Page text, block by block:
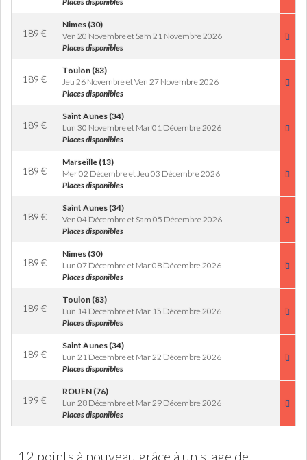
189 €
Nimes (30)
Ven 20 Novembre et Sam 21 Novembre 2026
Places disponibles
189 €
Toulon (83)
Jeu 26 Novembre et Ven 27 Novembre 2026
Places disponibles
189 €
Saint Aunes (34)
Lun 30 Novembre et Mar 01 Décembre 2026
Places disponibles
189 €
Marseille (13)
Mer 02 Décembre et Jeu 03 Décembre 2026
Places disponibles
189 €
Saint Aunes (34)
Ven 04 Décembre et Sam 05 Décembre 2026
Places disponibles
189 €
Nimes (30)
Lun 07 Décembre et Mar 08 Décembre 2026
Places disponibles
189 €
Toulon (83)
Lun 14 Décembre et Mar 15 Décembre 2026
Places disponibles
189 €
Saint Aunes (34)
Lun 21 Décembre et Mar 22 Décembre 2026
Places disponibles
199 €
ROUEN (76)
Lun 28 Décembre et Mar 29 Décembre 2026
Places disponibles
12 points à nouveau grâce à un stage de